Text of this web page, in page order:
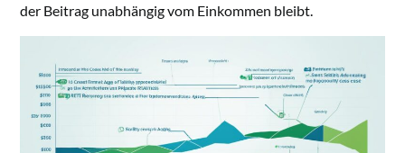
der Beitrag unabhängig vom Einkommen bleibt.